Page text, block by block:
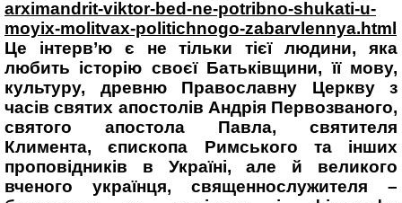
arximandrit-viktor-bed-ne-potribno-shukati-u-
moyix-molitvax-politichnogo-zabarvlennya.html
Це інтерв’ю є не тільки тієї людини, яка
любить історію своєї Батьківщини, її мову,
культуру, древню Православну Церкву з
часів святих апостолів Андрія Первозваного,
святого апостола Павла, святителя
Климента, єпископа Римського та інших
проповідників в Україні, але й великого
вченого українця, священнослужителя –